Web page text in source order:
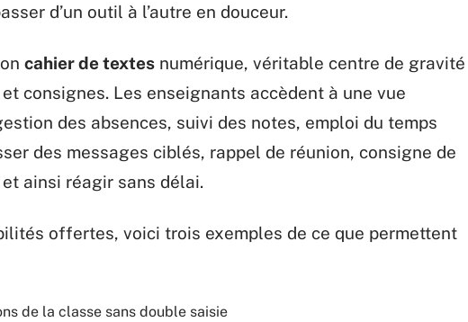
d’un outil à l’autre en douceur.
cahier de textes numérique, véritable centre de gravité
consignes. Les enseignants accèdent à une vue
des absences, suivi des notes, emploi du temps
des messages ciblés, rappel de réunion, consigne de
ainsi réagir sans délai.
offertes, voici trois exemples de ce que permettent
de la classe sans double saisie